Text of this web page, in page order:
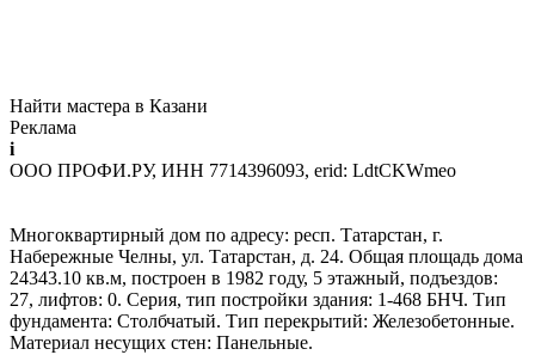
Найти мастера в Казани
Реклама
i
ООО ПРОФИ.РУ, ИНН 7714396093, erid: LdtCKWmeo
Многоквартирный дом по адресу: респ. Татарстан, г.
Набережные Челны, ул. Татарстан, д. 24. Общая площадь дома
24343.10 кв.м, построен в 1982 году, 5 этажный, подъездов:
27, лифтов: 0. Серия, тип постройки здания: 1-468 БНЧ. Тип
фундамента: Столбчатый. Тип перекрытий: Железобетонные.
Материал несущих стен: Панельные.